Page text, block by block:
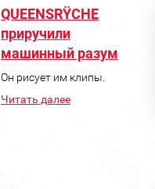
QUEENSRŸCHE
приручили
машинный разум
Он рисует им клипы.
Читать далее